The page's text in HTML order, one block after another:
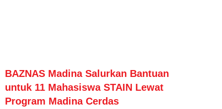
BAZNAS Madina Salurkan Bantuan
untuk 11 Mahasiswa STAIN Lewat
Program Madina Cerdas